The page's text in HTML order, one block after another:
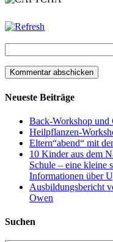
Neueste Beiträge
Back-Workshop und
Heilpflanzen-
Eltern“abend“ mit
10 Kinder aus dem
Schule – eine kleine
Informationen über
Ausbildungsbericht
Owen
Suchen